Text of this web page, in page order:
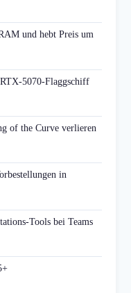
und hebt Preis um
5070-Flaggschiff
of the Curve verlieren
in
Tools bei Teams